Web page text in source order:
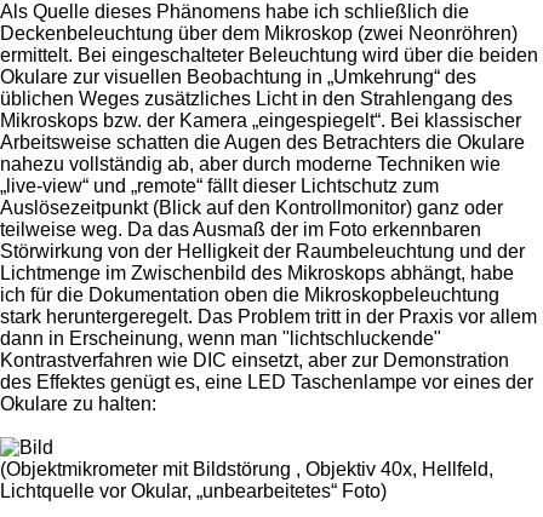
Als Quelle dieses Phänomens habe ich schließlich die
Deckenbeleuchtung über dem Mikroskop (zwei Neonröhren)
ermittelt. Bei eingeschalteter Beleuchtung wird über die beiden
Okulare zur visuellen Beobachtung in „Umkehrung“ des
üblichen Weges zusätzliches Licht in den Strahlengang des
Mikroskops bzw. der Kamera „eingespiegelt“. Bei klassischer
Arbeitsweise schatten die Augen des Betrachters die Okulare
nahezu vollständig ab, aber durch moderne Techniken wie
„live-view“ und „remote“ fällt dieser Lichtschutz zum
Auslösezeitpunkt (Blick auf den Kontrollmonitor) ganz oder
teilweise weg. Da das Ausmaß der im Foto erkennbaren
Störwirkung von der Helligkeit der Raumbeleuchtung und der
Lichtmenge im Zwischenbild des Mikroskops abhängt, habe
ich für die Dokumentation oben die Mikroskopbeleuchtung
stark heruntergeregelt. Das Problem tritt in der Praxis vor allem
dann in Erscheinung, wenn man "lichtschluckende"
Kontrastverfahren wie DIC einsetzt, aber zur Demonstration
des Effektes genügt es, eine LED Taschenlampe vor eines der
Okulare zu halten:
(Objektmikrometer mit Bildstörung , Objektiv 40x, Hellfeld,
Lichtquelle vor Okular, „unbearbeitetes“ Foto)